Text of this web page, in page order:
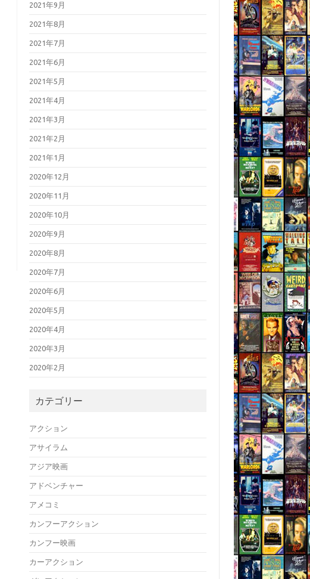
2021年9月
2021年8月
2021年7月
2021年6月
2021年5月
2021年4月
2021年3月
2021年2月
2021年1月
2020年12月
2020年11月
2020年10月
2020年9月
2020年8月
2020年7月
2020年6月
2020年5月
2020年4月
2020年3月
2020年2月
カテゴリー
アクション
アサイラム
アジア映画
アドベンチャー
アメコミ
カンフーアクション
カンフー映画
カーアクション